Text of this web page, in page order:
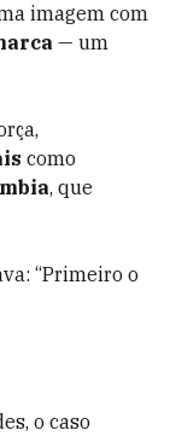
imagem com
— um
como
, que
“Primeiro o
o caso